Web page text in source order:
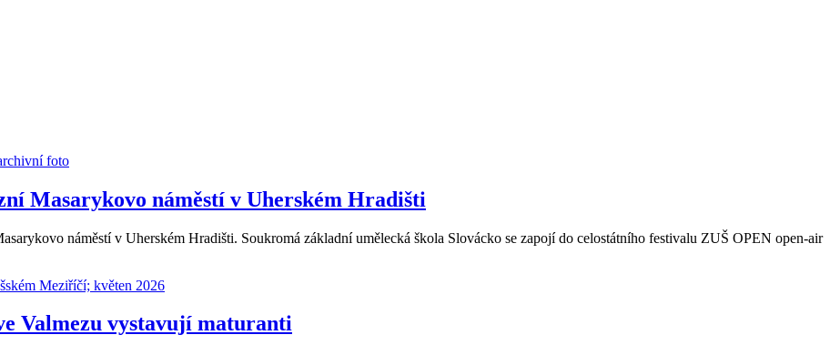
Masarykovo náměstí v Uherském Hradišti
náměstí v Uherském Hradišti. Soukromá základní umělecká škola Slovácko se zapojí do celostátního festivalu ZUŠ OPEN open-air
Valmezu vystavují maturanti